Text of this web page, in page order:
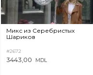
Микс из Серебристых
Шариков
#2672
3443,00 MDL